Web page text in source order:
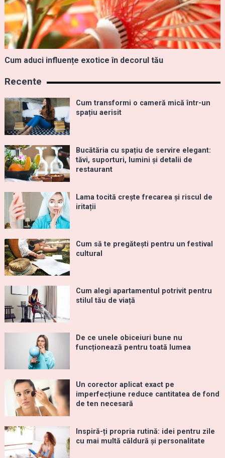
Cum aduci influențe exotice în decorul tău
Recente
Cum transformi o cameră mică într-un
spațiu aerisit
Bucătăria cu spațiu de servire elegant:
tăvi, suporturi, lumini și detalii de
restaurant
Lama tocită crește frecarea și riscul de
iritații
Cum să te pregătești pentru un festival
cultural
Cum alegi apartamentul potrivit pentru
stilul tău de viață
De ce unele obiceiuri bune nu
funcționează pentru toată lumea
Un corector aplicat exact pe
imperfecțiune reduce cantitatea de fond
de ten necesară
Inspiră-ți propria rutină: idei pentru zile
cu mai multă căldură și personalitate